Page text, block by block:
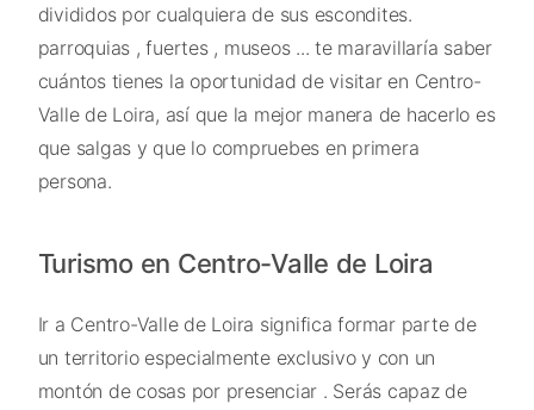
divididos por cualquiera de sus escondites.
parroquias , fuertes , museos ... te maravillaría saber
cuántos tienes la oportunidad de visitar en Centro-
Valle de Loira, así que la mejor manera de hacerlo es
que salgas y que lo compruebes en primera
persona.
Turismo en Centro-Valle de Loira
Ir a Centro-Valle de Loira significa formar parte de
un territorio especialmente exclusivo y con un
montón de cosas por presenciar . Serás capaz de